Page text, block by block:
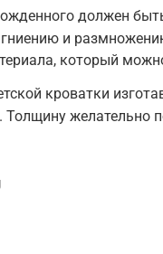
должен
и
который
кроватки
желательно